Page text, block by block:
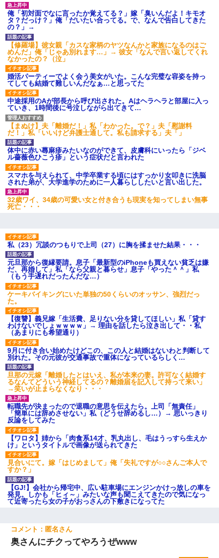
俺「初対面でなに言ったか覚えてる？」嫁「臭いんだよ！キモオ
タ？だっけ？」俺「だいたい合ってる。で、なんで告白してきた
の？」→
【修羅場】彼女親「カスな家柄のヤツなんかと家族になるのはご
めんだ」俺「じゃあ別れます…」→ 彼女「なんで言い返してくれ
なかったの？（泣」
婚活パーティーでよく会う美女がいた。こんな完璧な容姿を持っ
てしても結婚て難しいんだなぁ…と思ってた
中途採用のAが部長から呼び出された。Aはヘラヘラと部屋に入っ
ていき、1時間後に号泣しながら出てきて…
【まぬけ】夫「離婚だ！」私「わかった。で？」夫「慰謝料
だ！」私「いいけど弁護士通して。私も請求する」夫「」
体中に赤い蕁麻疹みたいなのができて、皮膚科にいったら「ジベ
ル薔薇色ひこう疹」という症状だと言われた
スマホを与えられて、中学卒業する頃にはすっかり女叩きに洗脳
された弟が、大学進学のために一人暮らししたいと言い出した。
32歳ワイ、34歳の可愛い女と付き合うも現実を知ってしまい無事
死亡・・・
私（23）冗談のつもりで上司（27）に胸を揉ませた結果・・・
元旦那から復縁要請。息子「最新型のiPhoneも買えない貧乏は嫌
だ、再婚して」私「なら父親と暮らせ」息子「やった＾＾」私
（もう手遅れだったんだな…）
ケーキバイキングにいた単独の50くらいのオッサン、強烈だっ
た。
【復讐】義兄嫁「生活費、足りない分を貸してほしい」私「貸す
わけないでしょｗｗｗｗ」→ 理由を話したら泣き出して・・私
（あまりにも希望通り）
9月に付き合い始めたけどこの、この人と結婚はないわと判断して
別れた。その元彼が交通事故で重体になっているらしく…
旦那の元嫁「離婚したとはいえ、私が本来の妻。許可なく結婚す
るなんてどういう神経してるの？離婚届を記入して持って来い」
→笑いが止まらなくなり・・・
転職先が決まったので退職の意思を伝えたら。上司「無責任」
「簡単には辞めさせない」私（どうせ辞めるし…）→ 思いっきり
反論をしてみた
【ワロタ】姉から「肉食系14才、乳丸出し、毛はうっすら生えか
け」というタイトルで画像が送られてきた
見合いにて。嫁「はじめまして」俺「失礼ですが○○さんご本人で
すか？」
【GJ!】会社から帰宅中、広い駐車場にエンジンかけっ放しの車を
発見。しかも「ヒィ～」みたいな声も聞こえてきたので気になっ
て近寄ったら女の子がおっさんの下敷きになってた
匿名
奥さんにチクってやろうぜwww